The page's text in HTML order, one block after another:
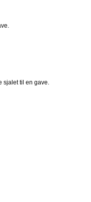
sjalet til en gave.